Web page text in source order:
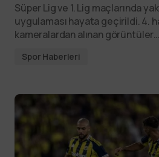
Süper Lig ve 1. Lig maçlarında
uygulaması hayata geçirildi. 4.
kameralardan alınan görüntüler…
Spor Haberleri